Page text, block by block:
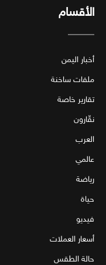
الأقسام
أخبار اليمن
ملفات ساخنة
تقارير خاصة
نقّارون
العرب
عالمي
رياضة
حياة
فيديو
أسعار العملات
حالة الطقس